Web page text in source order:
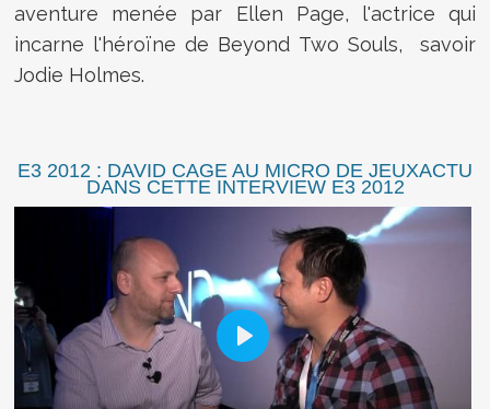
aventure menée par Ellen Page, l'actrice qui
incarne l'héroïne de Beyond Two Souls, savoir
Jodie Holmes.
E3 2012 : DAVID CAGE AU MICRO DE JEUXACTU
DANS CETTE INTERVIEW E3 2012